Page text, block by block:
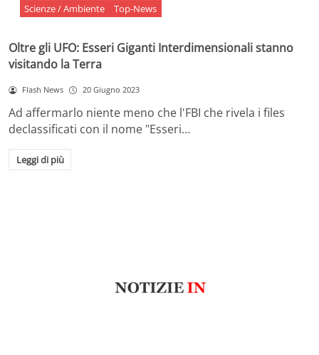
Scienze / Ambiente Top-News
Oltre gli UFO: Esseri Giganti Interdimensionali stanno
visitando la Terra
Flash News 20 Giugno 2023
Ad affermarlo niente meno che l'FBI che rivela i files
declassificati con il nome "Esseri…
Leggi di più